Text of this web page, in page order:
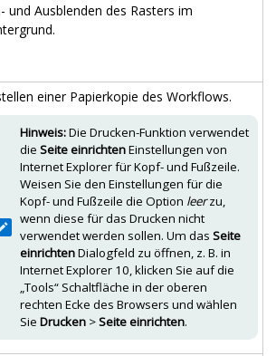
und Ausblenden des Rasters im
einer Papierkopie des Workflows.
Hinweis:Die Drucken-Funktion verwendet
die Seite einrichtenEinstellungen von
Internet Explorerfür Kopf- und Fußzeile.
Weisen Sie den Einstellungen für die
Kopf- und Fußzeile die Option leerzu,
wenn diese für das Drucken nicht
verwendet werden sollen. Um das Seite
einrichtenDialogfeld zu öffnen, z. B. in
Internet Explorer10, klicken Sie auf die
„Tools“ Schaltfläche in der oberen
rechten Ecke des Browsers und wählen
Sie Drucken>Seite einrichten.